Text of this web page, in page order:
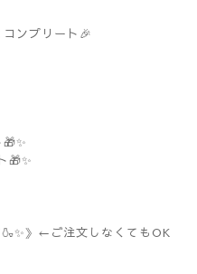
ンプリート🎉
🎁✨
》←ご注文しなくてもOK